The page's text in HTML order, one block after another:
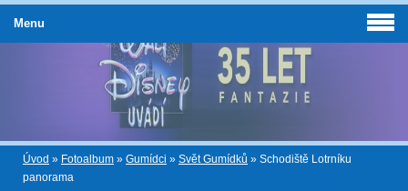
Úvod » Fotoalbum » Gumídci » Svět Gumídků » Schodiště Lotrníku
panorama
Menu